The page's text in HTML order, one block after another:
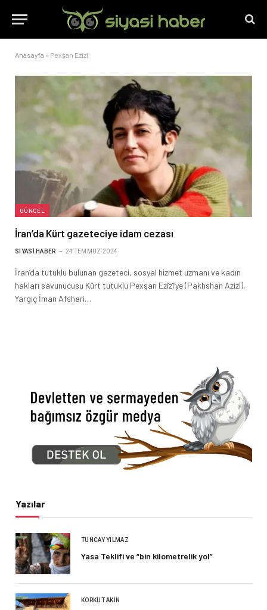
Anasayfa » Pexşan Ezîzî
GÜNCEL
İran’da Kürt gazeteciye idam cezası
SIYASI HABER 24 TEMMUZ 2024
İran’da tutuklu bulunan gazeteci, sosyal hizmet uzmanı ve kadın
hakları savunucusu Kürt tutuklu Pexşan Ezîzî’ye (Pakhshan Azizi),
Yargıç İman Afshari…
Yazılar
TUNCAY YILMAZ
Yasa Teklifi ve “bin kilometrelik yol”
KORKUT AKIN